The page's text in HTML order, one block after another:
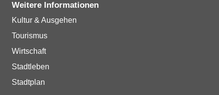
Weitere Informationen
Kultur & Ausgehen
Tourismus
Wirtschaft
Stadtleben
Stadtplan